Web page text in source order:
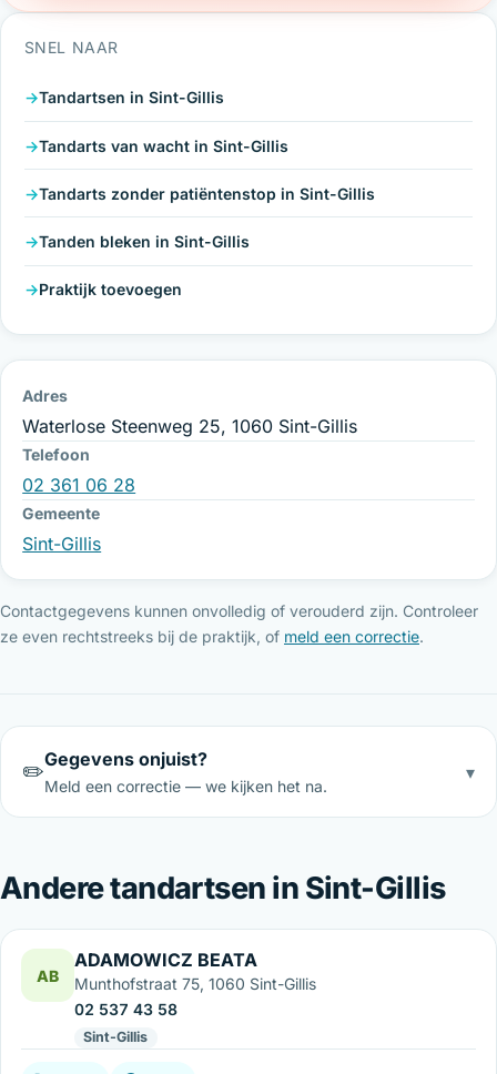
SNEL NAAR
Tandartsen in Sint-Gillis
Tandarts van wacht in Sint-Gillis
Tandarts zonder patiëntenstop in Sint-Gillis
Tanden bleken in Sint-Gillis
Praktijk toevoegen
Adres
Waterlose Steenweg 25, 1060 Sint-Gillis
Telefoon
02 361 06 28
Gemeente
Sint-Gillis
Contactgegevens kunnen onvolledig of verouderd zijn. Controleer
ze even rechtstreeks bij de praktijk, of meld een correctie.
✏️Gegevens onjuist?
Meld een correctie — we kijken het na.
▾
Andere tandartsen in Sint-Gillis
AB
ADAMOWICZ BEATA
Munthofstraat 75, 1060 Sint-Gillis
02 537 43 58
Sint-Gillis